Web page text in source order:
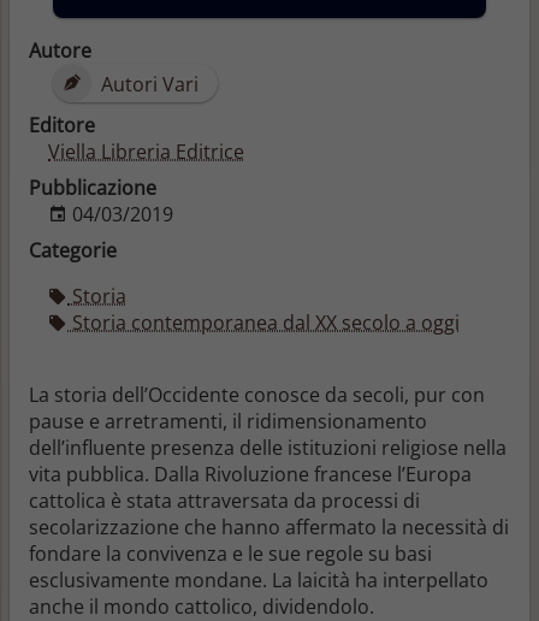
Autore
Autori Vari
Editore
Viella Libreria Editrice
Pubblicazione
04/03/2019
Categorie
Storia
Storia contemporanea dal XX secolo a oggi
La storia dell’Occidente conosce da secoli, pur con
pause e arretramenti, il ridimensionamento
dell’influente presenza delle istituzioni religiose nella
vita pubblica. Dalla Rivoluzione francese l’Europa
cattolica è stata attraversata da processi di
secolarizzazione che hanno affermato la necessità di
fondare la convivenza e le sue regole su basi
esclusivamente mondane. La laicità ha interpellato
anche il mondo cattolico, dividendolo.